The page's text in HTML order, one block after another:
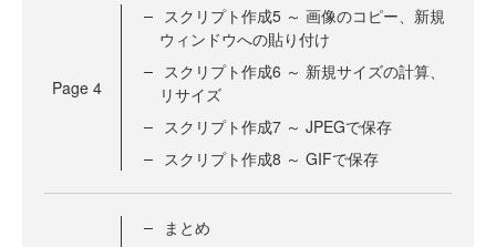
Page 4
スクリプト作成5 ～ 画像のコピー、新規
ウィンドウへの貼り付け
スクリプト作成6 ～ 新規サイズの計算、
リサイズ
スクリプト作成7 ～ JPEGで保存
スクリプト作成8 ～ GIFで保存
まとめ